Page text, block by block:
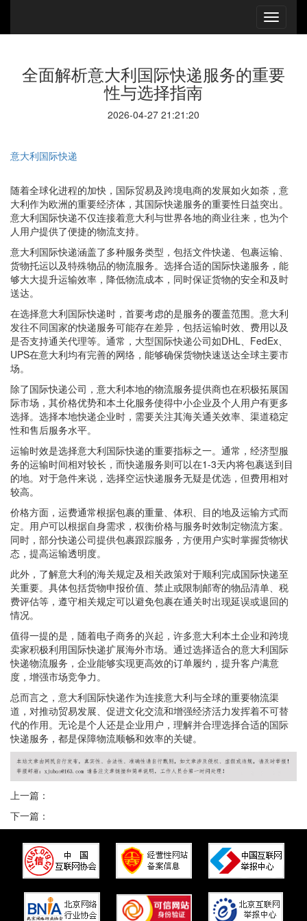
全面解析意大利国际快递服务的重要
性与选择指南
2026-04-27 21:21:20
意大利国际快递
随着全球化进程的加快，国际贸易及跨境电商的发展如火如荼，意
大利作为欧洲的重要经济体，其国际快递服务的重要性日益突出。
意大利国际快递不仅连接着意大利与世界各地的商业往来，也为个
人用户提供了便捷的物流支持。
意大利国际快递涵盖了多种服务类型，包括文件快递、包裹运输、
货物托运以及特殊物品的物流服务。选择合适的国际快递服务，能
够大大提升运输效率，降低物流成本，同时保证货物的安全和及时
送达。
在选择意大利国际快递时，首要考虑的是服务的覆盖范围。意大利
发往不同国家的快递服务可能存在差异，包括运输时效、费用以及
是否支持通关代理等。通常，大型国际快递公司如DHL、FedEx、
UPS在意大利均有完善的网络，能够确保货物快速送达全球主要市
场。
除了国际快递公司，意大利本地的物流服务提供商也在积极拓展国
际市场，其价格优势和本土化服务使得中小企业及个人用户有更多
选择。选择本地快递企业时，需要关注其海关通关效率、渠道稳定
性和售后服务水平。
运输时效是选择意大利国际快递的重要指标之一。通常，经济型服
务的运输时间相对较长，而快递服务则可以在1-3天内将包裹送到目
的地。对于急件来说，选择空运快递服务无疑是优选，但费用相对
较高。
价格方面，运费通常根据包裹的重量、体积、目的地及运输方式而
定。用户可以根据自身需求，权衡价格与服务时效制定物流方案。
同时，部分快递公司提供包裹跟踪服务，方便用户实时掌握货物状
态，提高运输透明度。
此外，了解意大利的海关规定及相关政策对于顺利完成国际快递至
关重要。具体包括货物申报价值、禁止或限制邮寄的物品清单、税
费评估等，遵守相关规定可以避免包裹在通关时出现延误或退回的
情况。
值得一提的是，随着电子商务的兴起，许多意大利本土企业和跨境
卖家积极利用国际快递扩展海外市场。通过选择适合的意大利国际
快递物流服务，企业能够实现更高效的订单履约，提升客户满意
度，增强市场竞争力。
总而言之，意大利国际快递作为连接意大利与全球的重要物流渠
道，对推动贸易发展、促进文化交流和增强经济活力发挥着不可替
代的作用。无论是个人还是企业用户，理解并合理选择合适的国际
快递服务，都是保障物流顺畅和效率的关键。
上一篇：
下一篇：